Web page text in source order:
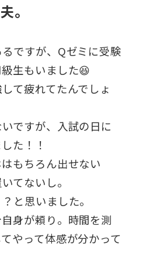
。
ですが、Qゼミに受験
生もいました😆
て疲れてたんでしょ
ですが、入試の日に
た！！
もちろん出せない
てないし。
と思いました。
身が頼り。時間を測
やって体感が分かって